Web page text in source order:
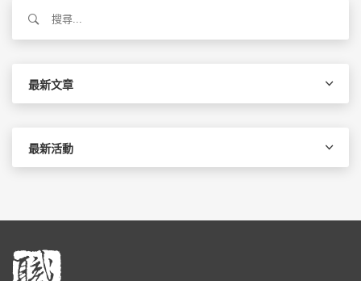
關
最新文章
最新活動